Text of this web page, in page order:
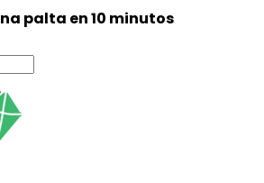
palta en 10 minutos